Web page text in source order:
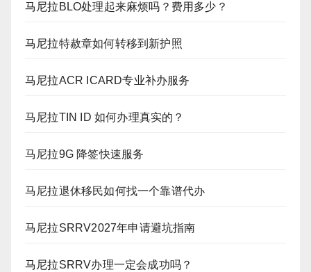
马尼拉BLO处理起来麻烦吗？费用多少？
马尼拉特赦章如何转移到新护照
马尼拉ACR ICARD专业补办服务
马尼拉TIN ID 如何办理真实的？
马尼拉9G 降签快速服务
马尼拉退休移民如何找一个靠谱代办
马尼拉SRRV2027年申请避坑指南
马尼拉SRRV办理一定会成功吗？